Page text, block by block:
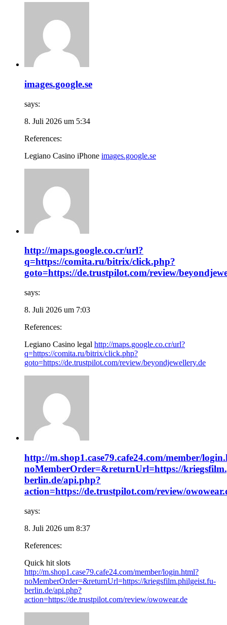
images.google.se
says:
8. Juli 2026 um 5:34
References:
Legiano Casino iPhone images.google.se
http://maps.google.co.cr/url?
q=https://comita.ru/bitrix/click.php?
goto=https://de.trustpilot.com/review/
says:
8. Juli 2026 um 7:03
References:
Legiano Casino legal http://maps.google.co.cr/url?
q=https://comita.ru/bitrix/click.php?
goto=https://de.trustpilot.com/review/beyondjewellery.de
http://m.shop1.case79.cafe24.com/member/
noMemberOrder=&returnUrl=https://
berlin.de/api.php?
action=https://de.trustpilot.com/review/
says:
8. Juli 2026 um 8:37
References:
Quick hit slots
http://m.shop1.case79.cafe24.com/member/login.html?
noMemberOrder=&returnUrl=https://kriegsfilm.philgeist.fu-
berlin.de/api.php?
action=https://de.trustpilot.com/review/owowear.de